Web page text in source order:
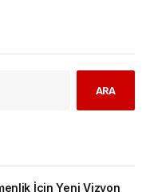
ARA
İçin Yeni Vizyon